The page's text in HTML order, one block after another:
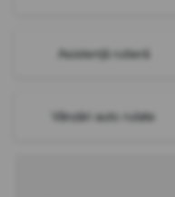
Asistență rutieră
Vânzări auto rulate